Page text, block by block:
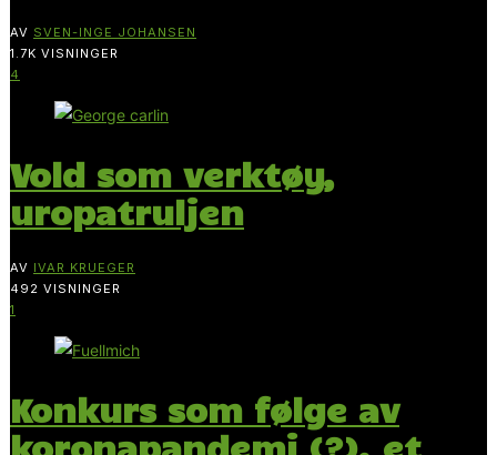
AV SVEN-INGE JOHANSEN
1.7K VISNINGER
4
Vold som verktøy,
uropatruljen
AV IVAR KRUEGER
492 VISNINGER
1
Konkurs som følge av